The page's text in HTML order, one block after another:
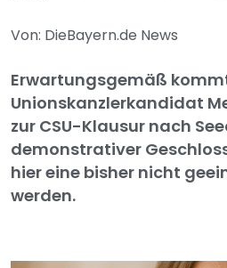
Von: DieBayern.de News
Erwartungsgemäß
Unionskanzlerkandidat
zur CSU-Klausur nach
demonstrativer
hier eine bisher nicht
werden.